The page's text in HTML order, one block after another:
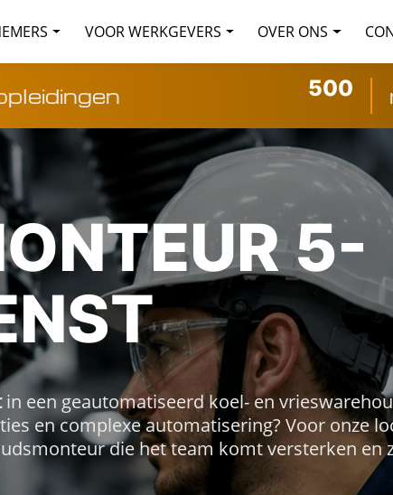
VOOR WERKGEVERS OVER ONS
500
5-
in een geautomatiseerd koel- en
en complexe automatisering? Voor onze
die het team komt versterken en